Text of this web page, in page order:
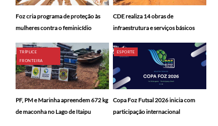
Foz cria programa de proteção às
mulheres contra o feminicídio
CDE realiza 14 obras de
infraestrutura e serviços básicos
TRÍPLICE
FRONTEIRA
PF, PM e Marinha apreendem 672 kg
de maconha no Lago de Itaipu
ESPORTE
Copa Foz Futsal 2026 inicia com
participação internacional